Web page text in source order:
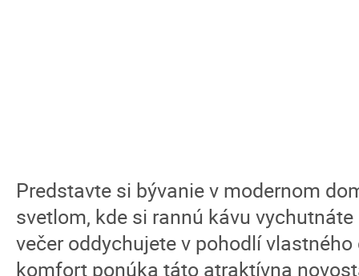
Predstavte si bývanie v modernom
svetlom, kde si rannú kávu
večer oddychujete v pohodlí
komfort ponúka táto atraktívna